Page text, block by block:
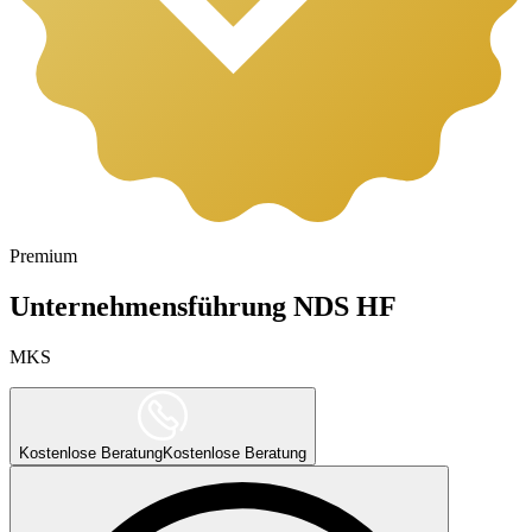
Premium
Unternehmensführung NDS HF
MKS
Kostenlose BeratungKostenlose Beratung